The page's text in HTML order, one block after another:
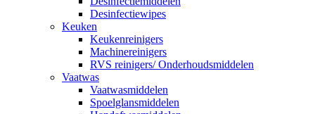
Desinfectiewipes
Keuken
Keukenreinigers
Machinereinigers
RVS reinigers/ Onderhoudsmiddelen
Vaatwas
Vaatwasmiddelen
Spoelglansmiddelen